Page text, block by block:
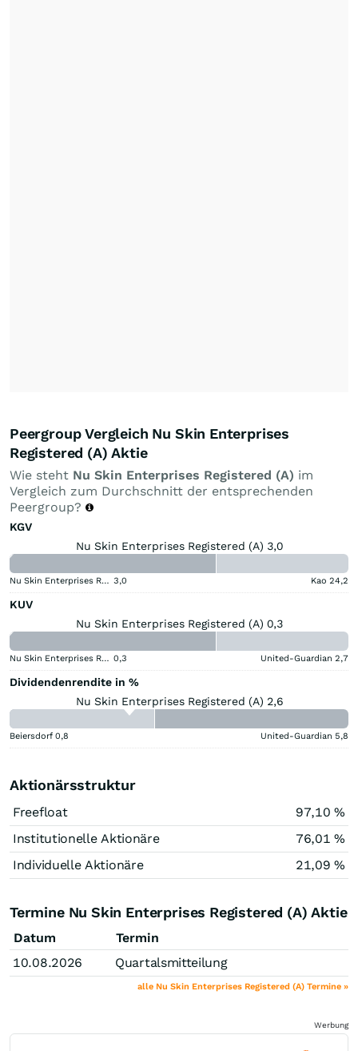
Peergroup Vergleich Nu Skin Enterprises
Registered (A) Aktie
Wie steht Nu Skin Enterprises Registered (A) im
Vergleich zum Durchschnitt der entsprechenden
Peergroup?
KGV
Nu Skin Enterprises Registered (A) 3,0
Nu Skin Enterprises Registered (A) 3,0 Kao 24,2
KUV
Nu Skin Enterprises Registered (A) 0,3
Nu Skin Enterprises Registered (A) 0,3 United-Guardian 2,7
Dividendenrendite in %
Nu Skin Enterprises Registered (A) 2,6
Beiersdorf 0,8 United-Guardian 5,8
Aktionärsstruktur
Freefloat
97,10 %
Institutionelle Aktionäre
76,01 %
Individuelle Aktionäre
21,09 %
Termine Nu Skin Enterprises Registered (A) Aktie
Datum
Termin
10.08.2026
Quartalsmitteilung
alle Nu Skin Enterprises Registered (A) Termine »
Werbung